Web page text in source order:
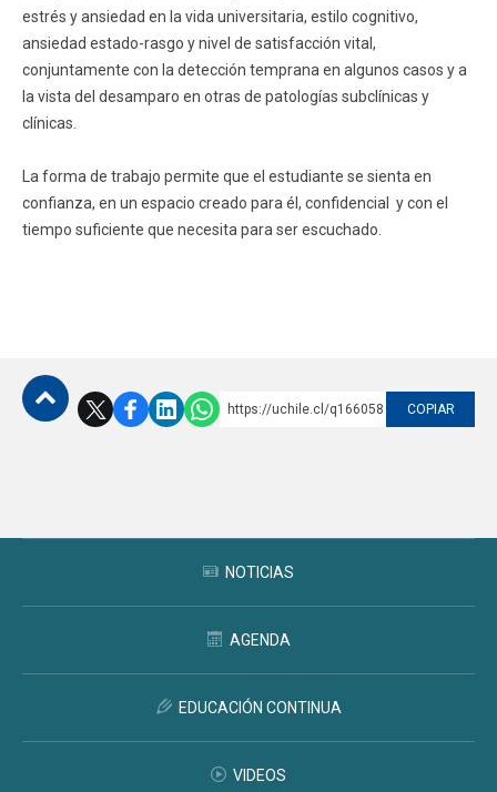
estrés y ansiedad en la vida universitaria, estilo cognitivo,
ansiedad estado-rasgo y nivel de satisfacción vital,
conjuntamente con la detección temprana en algunos casos y a
la vista del desamparo en otras de patologías subclínicas y
clínicas.
La forma de trabajo permite que el estudiante se sienta en
confianza, en un espacio creado para él, confidencial y con el
tiempo suficiente que necesita para ser escuchado.
https://uchile.cl/q166058 COPIAR
NOTICIAS
AGENDA
EDUCACIÓN CONTINUA
VIDEOS